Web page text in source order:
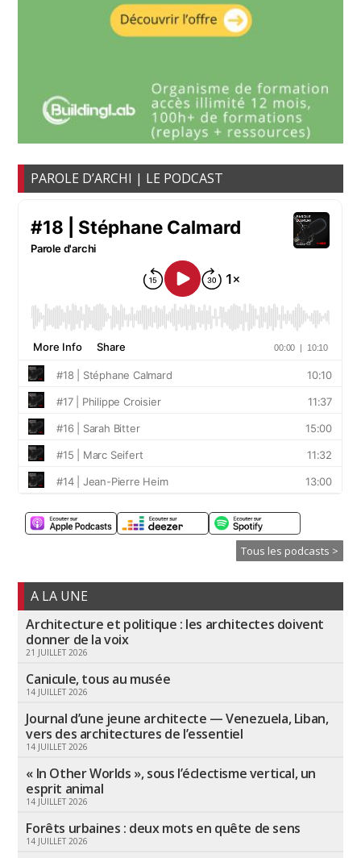
PAROLE D’ARCHI | LE PODCAST
Tous les podcasts >
A LA UNE
Architecture et politique : les architectes doivent
donner de la voix
21 JUILLET 2026
Canicule, tous au musée
14 JUILLET 2026
Journal d’une jeune architecte — Venezuela, Liban,
vers des architectures de l’essentiel
14 JUILLET 2026
« In Other Worlds », sous l’éclectisme vertical, un
esprit animal
14 JUILLET 2026
Forêts urbaines : deux mots en quête de sens
14 JUILLET 2026